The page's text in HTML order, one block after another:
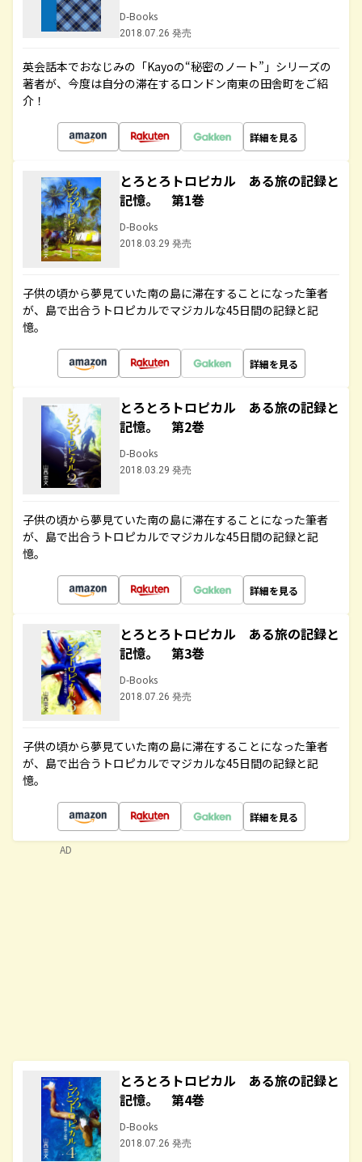
D-Books
2018.07.26 発売
英会話本でおなじみの「Kayoの“秘密のノート”」シリーズの
著者が、今度は自分の滞在するロンドン南東の田舎町をご紹
介！
詳細を見る
とろとろトロピカル ある旅の記録と
記憶。 第1巻
D-Books
2018.03.29 発売
子供の頃から夢見ていた南の島に滞在することになった筆者
が、島で出合うトロピカルでマジカルな45日間の記録と記
憶。
詳細を見る
とろとろトロピカル ある旅の記録と
記憶。 第2巻
D-Books
2018.03.29 発売
子供の頃から夢見ていた南の島に滞在することになった筆者
が、島で出合うトロピカルでマジカルな45日間の記録と記
憶。
詳細を見る
とろとろトロピカル ある旅の記録と
記憶。 第3巻
D-Books
2018.07.26 発売
子供の頃から夢見ていた南の島に滞在することになった筆者
が、島で出合うトロピカルでマジカルな45日間の記録と記
憶。
詳細を見る
とろとろトロピカル ある旅の記録と
記憶。 第4巻
D-Books
2018.07.26 発売
AD